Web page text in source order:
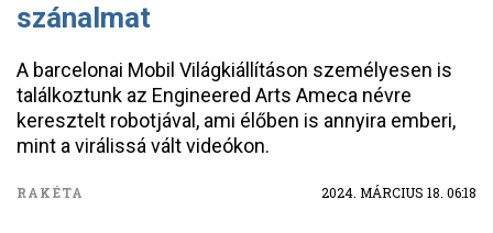
szánalmat
A barcelonai Mobil Világkiállításon személyesen is
találkoztunk az Engineered Arts Ameca névre
keresztelt robotjával, ami élőben is annyira emberi,
mint a virálissá vált videókon.
RAKÉTA 2024. MÁRCIUS 18. 06:18